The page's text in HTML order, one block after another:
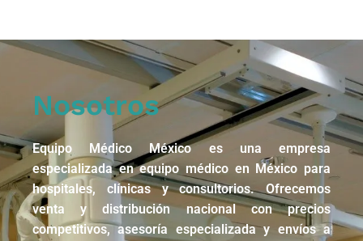
Nosotros
Equipo Médico México es una empresa
especializada en equipo médico en México para
hospitales, clínicas y consultorios. Ofrecemos
venta y distribución nacional con precios
competitivos, asesoría especializada y envíos a